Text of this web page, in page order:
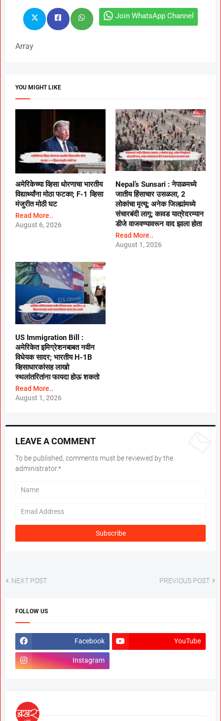
Join WhatsApp Channel
Array
YOU MIGHT LIKE
अमेरिकेच्या व्हिसा धोरणाचा भारतीय
विद्यार्थ्यांना मोठा फटका; F-1 व्हिसा
मंजुरीत मोठी घट
Read More..
August 6, 2026
Nepal’s Sunsari : नेपाळमध्ये
जातीय हिंसाचार उसळला, 2
लोकांचा मृत्यू; अनेक जिल्ह्यांमध्ये
संचारबंदी लागू; कावड यात्रेदरम्यान
डीजे वाजवण्यावरून वाद झाला होता
Read More..
August 1, 2026
US Immigration Bill :
अमेरिकेत इमिग्रेशनबाबत नवीन
विधेयक सादर; भारतीय H-1B
व्हिसाधारकांसह लाखो
स्थलांतरितांना फायदा होऊ शकतो
Read More..
August 1, 2026
LEAVE A COMMENT
To be published, comments must be reviewed by the
administrator.*
NEXT POST PREVIOUS POST
FOLLOW US
Facebook YouTube
Instagram